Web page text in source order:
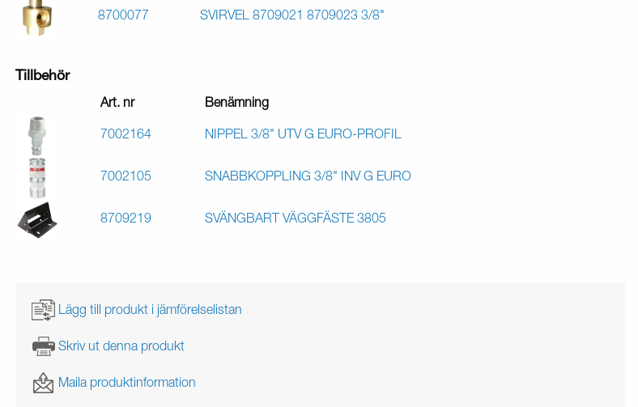
8700077 SVIRVEL 8709021 8709023 3/8"
Tillbehör
Art. nr Benämning
7002164 NIPPEL 3/8" UTV G EURO-PROFIL
7002105 SNABBKOPPLING 3/8" INV G EURO
8709219 SVÄNGBART VÄGGFÄSTE 3805
Lägg till produkt i jämförelselistan
Skriv ut denna produkt
Maila produktinformation